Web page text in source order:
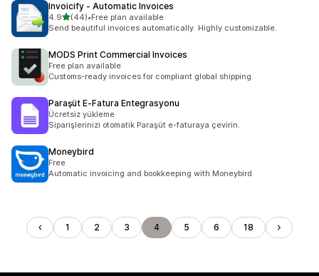
Invoicify ‑ Automatic Invoices
4.9เต็ม 5 ดาว
(44)
ทั้งหมด 44 รีวิว
•Free plan available
Send beautiful invoices automatically. Highly customizable.
MODS Print Commercial Invoices
Free plan available
Customs-ready invoices for compliant global shipping.
Paraşüt E‑Fatura Entegrasyonu
Ücretsiz yükleme
Siparişlerinizi otomatik Paraşüt e-faturaya çevirin.
Moneybird
Free
Automatic invoicing and bookkeeping with Moneybird
1 2 3 4 5 6 18